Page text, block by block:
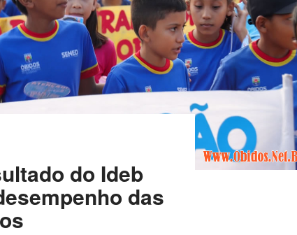
do Ideb
das